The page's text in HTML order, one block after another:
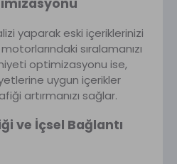
yaparak eski içeriklerinizi
sıralamanızı
optimizasyonu ise,
uygun içerikler
artırmanızı sağlar.
ve İçsel Bağlantı